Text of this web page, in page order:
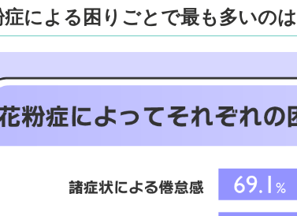
症による困りごとで最も多いの